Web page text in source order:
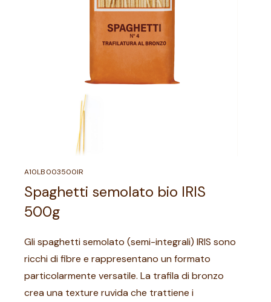
A10LB003500IR
Spaghetti semolato bio IRIS
500g
Gli spaghetti semolato (semi-integrali) IRIS sono
ricchi di fibre e rappresentano un formato
particolarmente versatile. La trafila di bronzo
crea una texture ruvida che trattiene i